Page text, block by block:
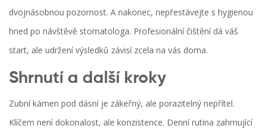
dvojnásobnou pozornost. A nakonec, nepřestávejte s hygienou
hned po návštěvě stomatologa. Profesionální čištění dá váš
start, ale udržení výsledků závisí zcela na vás doma.
Shrnutí a další kroky
Zubní kámen pod dásní je zákeřný, ale porazitelný nepřítel.
Klíčem není dokonalost, ale konzistence. Denní rutina zahrnující